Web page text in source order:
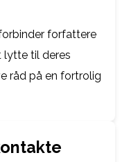
forfattere
lytte til deres
råd på en fortrolig